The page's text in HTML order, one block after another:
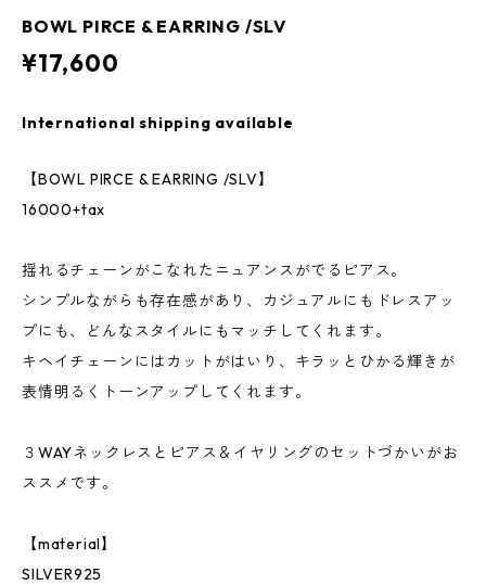
BOWL PIRCE & EARRING /SLV
¥17,600
International shipping available
【BOWL PIRCE & EARRING /SLV】
16000+tax
揺れるチェーンがこなれたニュアンスがでるピアス。
シンプルながらも存在感があり、カジュアルにもドレスアッ
プにも、どんなスタイルにもマッチしてくれます。
キヘイチェーンにはカットがはいり、キラッとひかる輝きが
表情明るくトーンアップしてくれます。
３WAYネックレスとピアス＆イヤリングのセットづかいがお
ススメです。
【material】
SILVER925